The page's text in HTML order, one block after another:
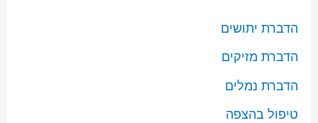
הדברת יתושים
הדברת מזיקים
הדברת נמלים
טיפול בהצפה